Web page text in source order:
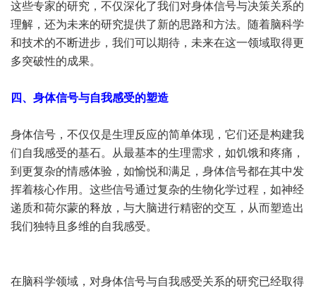
这些专家的研究，不仅深化了我们对身体信号与决策关系的
理解，还为未来的研究提供了新的思路和方法。随着脑科学
和技术的不断进步，我们可以期待，未来在这一领域取得更
多突破性的成果。
四、身体信号与自我感受的塑造
身体信号，不仅仅是生理反应的简单体现，它们还是构建我
们自我感受的基石。从最基本的生理需求，如饥饿和疼痛，
到更复杂的情感体验，如愉悦和满足，身体信号都在其中发
挥着核心作用。这些信号通过复杂的生物化学过程，如神经
递质和荷尔蒙的释放，与大脑进行精密的交互，从而塑造出
我们独特且多维的自我感受。
在脑科学领域，对身体信号与自我感受关系的研究已经取得